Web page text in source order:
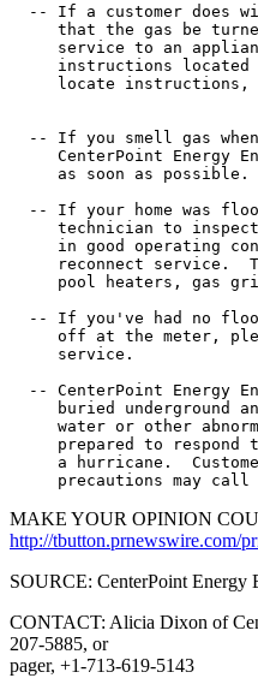
-- If a customer does
that the gas be
service to an
instructions located
locate instructions,
-- If you smell gas
CenterPoint Energy
     as soon as possible.
-- If your home was
technician to
in good operating
reconnect service.
pool heaters, gas
-- If you've had no
off at the meter,
     service.
-- CenterPoint Energy
buried underground
water or other
prepared to respond
a hurricane.
MAKE YOUR OPINION
http://tbutton.prnewswire.com/
SOURCE: CenterPoint Energy
CONTACT: Alicia Dixon of
207-5885, or
pager, +1-713-619-5143